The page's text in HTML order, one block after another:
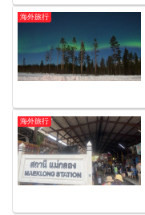
海外旅行
海外旅行